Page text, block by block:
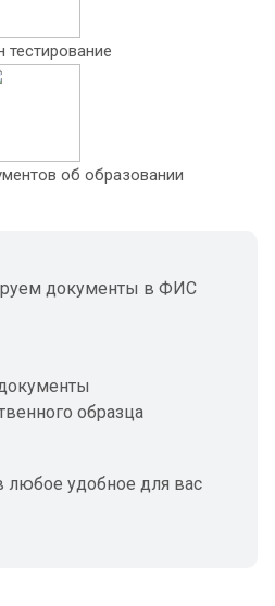
тестирование
об образовании
документы в ФИС
образца
любое удобное для вас